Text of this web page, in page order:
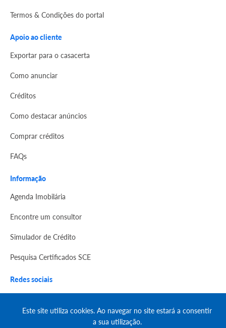
Termos & Condições do portal
Apoio ao cliente
Exportar para o casacerta
Como anunciar
Créditos
Como destacar anúncios
Comprar créditos
FAQs
Informação
Agenda Imobilária
Encontre um consultor
Simulador de Crédito
Pesquisa Certificados SCE
Redes sociais
Este site utiliza cookies. Ao navegar no site estará a consentir
a sua utilização.